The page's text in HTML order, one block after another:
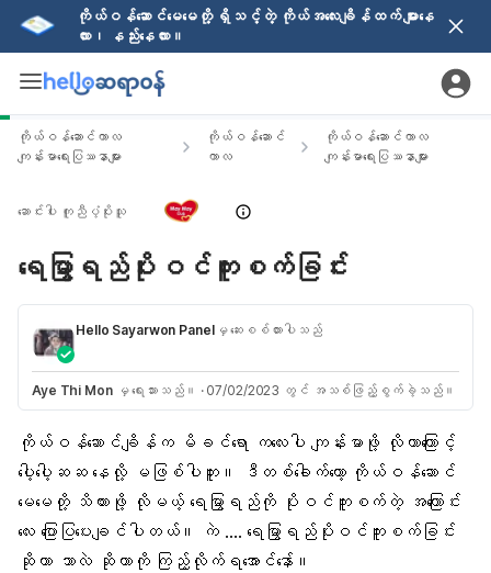
ကိုယ်ဝန်ဆောင်မေမေတို့ ရှိသင့်တဲ့ ကိုယ်အလေးချိန်ထက် များနေ
လား၊ နည်းနေလား။
ကိုယ်ဝန်ဆောင်ကာလ
ကျန်းမာရေးပြဿနာများ
ကိုယ်ဝန်ဆောင်
ကာလ
ကိုယ်ဝန်ဆောင်ကာလ
ကျန်းမာရေးပြဿနာများ
ဆောင်းပါး ကူညီပံ့ပိုးသူ
ရေမြွာရည်ပိုးဝင်ကူးစက်ခြင်း
Hello Sayarwon Panelမှ ဆေးစစ်ထားပါသည်
Aye Thi Monမှ ရေးသားသည်။ · 07/02/2023 တွင် အသစ်ဖြည့်စွက်ခဲ့သည်။
ကိုယ်ဝန်ဆောင်ချိန် က မိခင်ရော ကလေးပါ ကျန်းမာဖို့ လိုတာကြောင့်
ပေါ့ပေါ့ဆဆ နေလို့ မဖြစ်ပါဘူး။ ဒီတစ်ခေါက်တော့ ကိုယ်ဝန်ဆောင်
မေမေတို့ သိထားဖို့ လိုမယ့် ရေမြွာရည်ကို ပိုးဝင်ကူးစက်တဲ့ အကြောင်း
လေး ပြောပြပေးချင်ပါတယ်။ ကဲ …. ရေမြွာရည်ပိုးဝင်ကူးစက်ခြင်း
ဆိုတာ ဘာလဲ ဆိုတာကို ကြည့်လိုက်ရအောင်နော်။